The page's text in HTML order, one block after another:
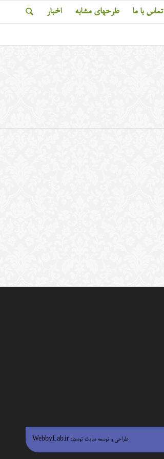
تماس با ما طرحهای مشابه اخبار
طراحی و توسعه سایت توسط: WebbyLab.ir